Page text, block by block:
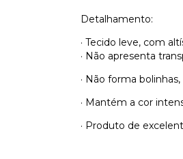
Detalhamento:
· Tecido leve, com
· Não apresenta
· Não forma
· Mantém a cor
· Produto de